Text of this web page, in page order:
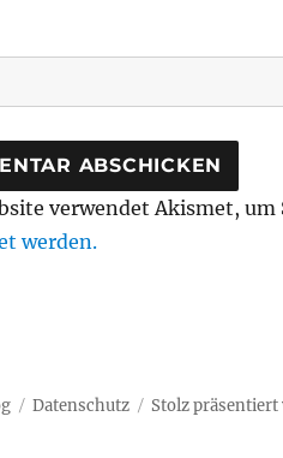
verwendet Akismet, um
werden.
Datenschutz Stolz präsentiert